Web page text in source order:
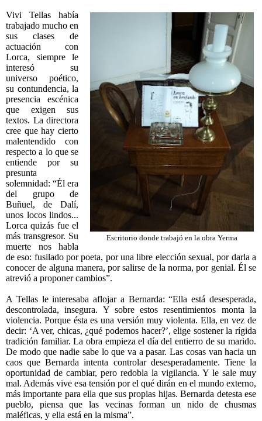
Escritorio donde trabajó en la obra Yerma
Vivi Tellas había
trabajado mucho en
sus clases de
actuación con
Lorca, siempre le
interesó su
universo poético,
su contundencia, la
presencia escénica
que exigen sus
textos. La directora
cree que hay cierto
malentendido con
respecto a lo que se
entiende por su
presunta
solemnidad: “Él era
del grupo de
Buñuel, de Dalí,
unos locos lindos...
Lorca quizás fue el
más transgresor. Su
muerte nos habla
de eso: fusilado por poeta, por una libre elección sexual, por darla a
conocer de alguna manera, por salirse de la norma, por genial. Él se
atrevió a proponer cambios”.
A Tellas le interesaba aflojar a Bernarda: “Ella está desesperada,
descontrolada, insegura. Y sobre estos resentimientos monta la
violencia. Porque ésta es una versión muy violenta. Ella, en vez de
decir: ‘A ver, chicas, ¿qué podemos hacer?’, elige sostener la rígida
tradición familiar. La obra empieza el día del entierro de su marido.
De modo que nadie sabe lo que va a pasar. Las cosas van hacia un
caos que Bernarda intenta controlar desesperadamente. Tiene la
oportunidad de cambiar, pero redobla la vigilancia. Y le sale muy
mal. Además vive esa tensión por el qué dirán en el mundo externo,
más importante para ella que sus propias hijas. Bernarda detesta ese
pueblo, piensa que las vecinas forman un nido de chusmas
maléficas, y ella está en la misma”.